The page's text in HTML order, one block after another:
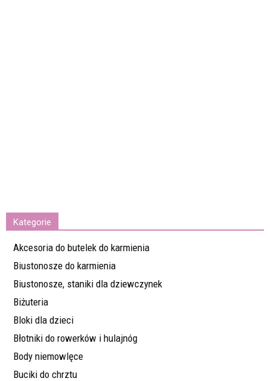
Kategorie
Akcesoria do butelek do karmienia
Biustonosze do karmienia
Biustonosze, staniki dla dziewczynek
Biżuteria
Bloki dla dzieci
Błotniki do rowerków i hulajnóg
Body niemowlęce
Buciki do chrztu